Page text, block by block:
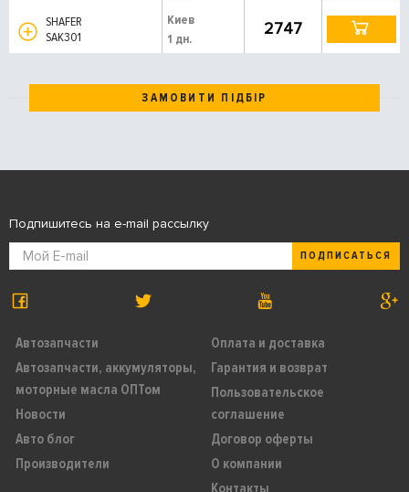
SHAFER
SAK301
Киев
1 дн.
2747
ЗАМОВИТИ ПІДБІР
Автозапчасти
Автозапчасти, аккумуляторы,
моторные масла ОПТом
Новости
Авто блог
Производители
Оплата и доставка
Гарантия и возврат
Пользовательское
соглашение
Договор оферты
О компании
Контакты
Подпишитесь на e-mail рассылку
ПОДПИСАТЬСЯ